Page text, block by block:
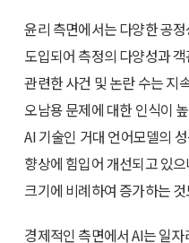
윤리 측면에서는 다양한 공
도입되어 측정의 다양성과
관련한 사건 및 논란 수는
오남용 문제에 대한 인식이
AI 기술인 거대 언어모델의
향상에 힘입어 개선되고 있
크기에 비례하여 증가하는
경제적인 측면에서 AI는 일